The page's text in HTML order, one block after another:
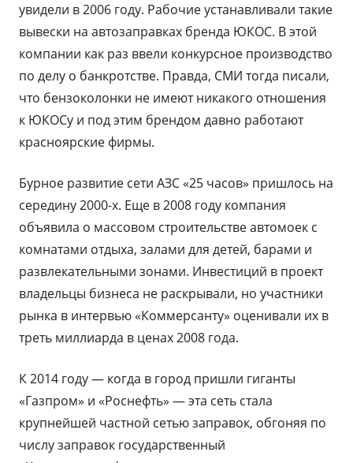
увидели в 2006 году. Рабочие устанавливали такие
вывески на автозаправках бренда ЮКОС. В этой
компании как раз ввели конкурсное производство
по делу о банкротстве. Правда, СМИ тогда писали,
что бензоколонки не имеют никакого отношения
к ЮКОСу и под этим брендом давно работают
красноярские фирмы.
Бурное развитие сети АЗС «25 часов» пришлось на
середину 2000-х. Еще в 2008 году компания
объявила о массовом строительстве автомоек с
комнатами отдыха, залами для детей, барами и
развлекательными зонами. Инвестиций в проект
владельцы бизнеса не раскрывали, но участники
рынка в интервью «Коммерсанту» оценивали их в
треть миллиарда в ценах 2008 года.
К 2014 году — когда в город пришли гиганты
«Газпром» и «Роснефть» — эта сеть стала
крупнейшей частной сетью заправок, обгоняя по
числу заправок государственный